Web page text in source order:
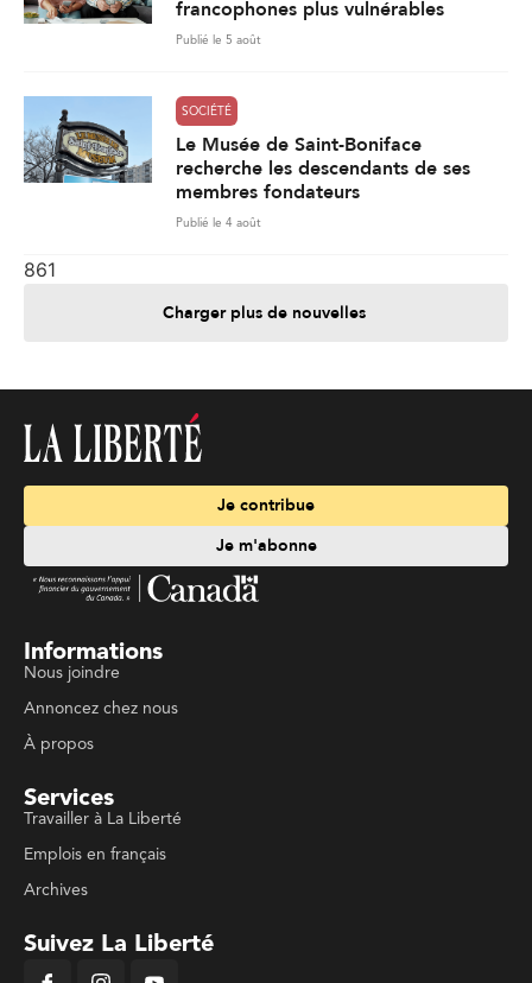
francophones plus vulnérables
Publié le 5 août
SOCIÉTÉ
Le Musée de Saint-Boniface
recherche les descendants de ses
membres fondateurs
Publié le 4 août
861
Charger plus de nouvelles
Je contribue
Je m'abonne
Informations
Nous joindre
Annoncez chez nous
À propos
Services
Travailler à La Liberté
Emplois en français
Archives
Suivez La Liberté